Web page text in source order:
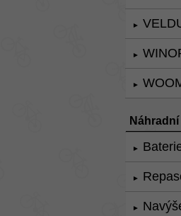
►
►
►
►
►
►